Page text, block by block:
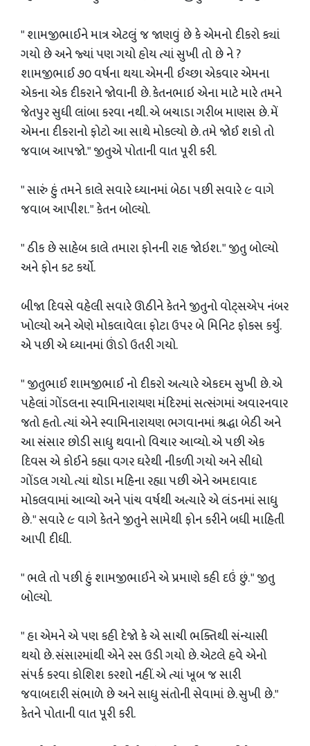
" શામજીભાઈને માત્ર એટલું જ જાણવું છે કે એમનો દીકરો ક્યાં
ગયો છે અને જ્યાં પણ ગયો હોય ત્યાં સુખી તો છે ને ?
શામજીભાઈ ૭૦ વર્ષના થયા. એમની ઈચ્છા એકવાર એમના
એકના એક દીકરાને જોવાની છે. કેતનભાઇ એના માટે મારે તમને
જેતપુર સુધી લાંબા કરવા નથી. એ બચાડા ગરીબ માણસ છે. મેં
એમના દીકરાનો ફોટો આ સાથે મોકલ્યો છે. તમે જોઈ શકો તો
જવાબ આપજો." જીતુએ પોતાની વાત પૂરી કરી.
" સારું હું તમને કાલે સવારે ધ્યાનમાં બેઠા પછી સવારે ૯ વાગે
જવાબ આપીશ. " કેતન બોલ્યો.
" ઠીક છે સાહેબ કાલે તમારા ફોનની રાહ જોઇશ. " જીતુ બોલ્યો
અને ફોન કટ કર્યો.
બીજા દિવસે વહેલી સવારે ઊઠીને કેતને જીતુનો વોટ્સએપ નંબર
ખોલ્યો અને એણે મોકલાવેલા ફોટા ઉપર બે મિનિટ ફોકસ કર્યું.
એ પછી એ ધ્યાનમાં ઊંડો ઉતરી ગયો.
" જીતુભાઈ શામજીભાઈ નો દીકરો અત્યારે એકદમ સુખી છે. એ
પહેલાં ગોંડલના સ્વામિનારાયણ મંદિરમાં સત્સંગમાં અવારનવાર
જતો હતો. ત્યાં એને સ્વામિનારાયણ ભગવાનમાં શ્રદ્ધા બેઠી અને
આ સંસાર છોડી સાધુ થવાનો વિચાર આવ્યો. એ પછી એક
દિવસ એ કોઈને કહ્યા વગર ઘરેથી નીકળી ગયો અને સીધો
ગોંડલ ગયો. ત્યાં થોડા મહિના રહ્યા પછી એને અમદાવાદ
મોકલવામાં આવ્યો અને પાંચ વર્ષથી અત્યારે એ લંડનમાં સાધુ
છે. " સવારે ૯ વાગે કેતને જીતુને સામેથી ફોન કરીને બધી માહિતી
આપી દીધી.
" ભલે તો પછી હું શામજીભાઈને એ પ્રમાણે કહી દઉં છું. " જીતુ
બોલ્યો.
" હા એમને એ પણ કહી દેજો કે એ સાચી ભક્તિથી સંન્યાસી
થયો છે. સંસારમાંથી એને રસ ઉડી ગયો છે. એટલે હવે એનો
સંપર્ક કરવા કોશિશ કરશો નહીં. એ ત્યાં ખૂબ જ સારી
જવાબદારી સંભાળે છે અને સાધુ સંતોની સેવામાં છે. સુખી છે."
કેતને પોતાની વાત પૂરી કરી.